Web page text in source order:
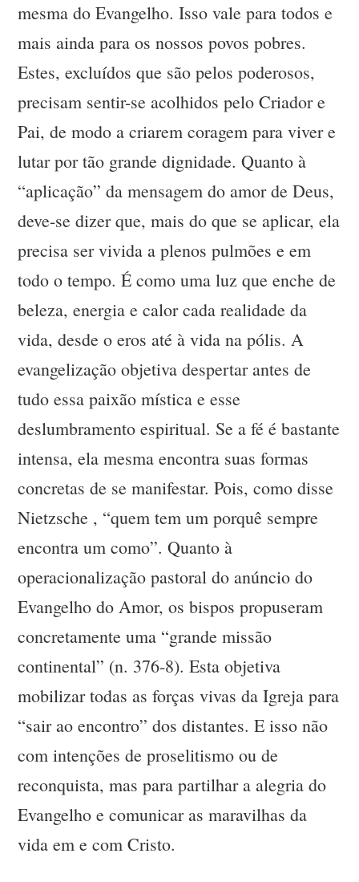
mesma do Evangelho. Isso vale para todos e
mais ainda para os nossos povos pobres.
Estes, excluídos que são pelos poderosos,
precisam sentir-se acolhidos pelo Criador e
Pai, de modo a criarem coragem para viver e
lutar por tão grande dignidade. Quanto à
“aplicação” da mensagem do amor de Deus,
deve-se dizer que, mais do que se aplicar, ela
precisa ser vivida a plenos pulmões e em
todo o tempo. É como uma luz que enche de
beleza, energia e calor cada realidade da
vida, desde o eros até à vida na pólis. A
evangelização objetiva despertar antes de
tudo essa paixão mística e esse
deslumbramento espiritual. Se a fé é bastante
intensa, ela mesma encontra suas formas
concretas de se manifestar. Pois, como disse
Nietzsche , “quem tem um porquê sempre
encontra um como”. Quanto à
operacionalização pastoral do anúncio do
Evangelho do Amor, os bispos propuseram
concretamente uma “grande missão
continental” (n. 376-8). Esta objetiva
mobilizar todas as forças vivas da Igreja para
“sair ao encontro” dos distantes. E isso não
com intenções de proselitismo ou de
reconquista, mas para partilhar a alegria do
Evangelho e comunicar as maravilhas da
vida em e com Cristo.